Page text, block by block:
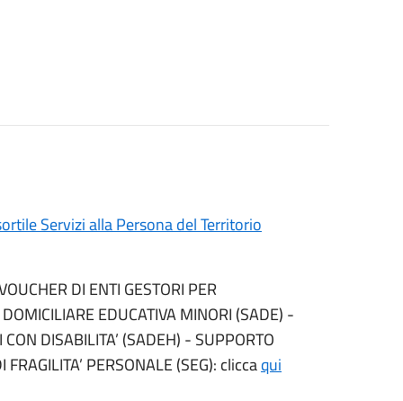
Servizi alla Persona del Territorio
DI ENTI GESTORI PER
EDUCATIVA MINORI (SADE) -
DISABILITA’ (SADEH) - SUPPORTO
PERSONALE (SEG): cliccaqui